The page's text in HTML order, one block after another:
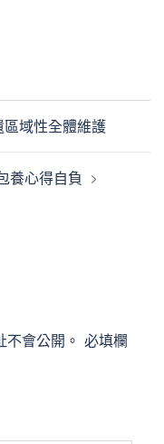
域性全體維護
養心得自負
會公開。 必填欄